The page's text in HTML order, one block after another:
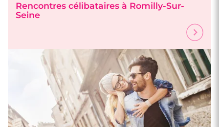
4 minutes
Faire des rencontres à Châlons-en-
Champagne
Rencontres célibataires à Romilly-Sur-
Seine